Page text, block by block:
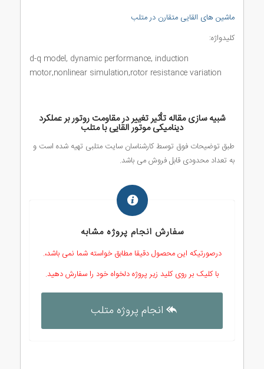
ماشین های القایی متقارن در متلب
کلیدواژه:
d-q model, dynamic performance, induction
motor,nonlinear simulation,rotor resistance variation
شبیه سازی مقاله تأثیر تغییر در مقاومت روتور بر عملکرد
دینامیکی موتور القایی با متلب
طبق توضیحات فوق توسط کارشناسان سایت متلبی تهیه شده است و
به تعداد محدودی قابل فروش می باشد.
سفارش انجام پروژه مشابه
درصورتیکه این محصول دقیقا مطابق خواسته شما نمی باشد،.
با کلیک بر روی کلید زیر پروژه دلخواه خود را سفارش دهید.
انجام پروژه متلب